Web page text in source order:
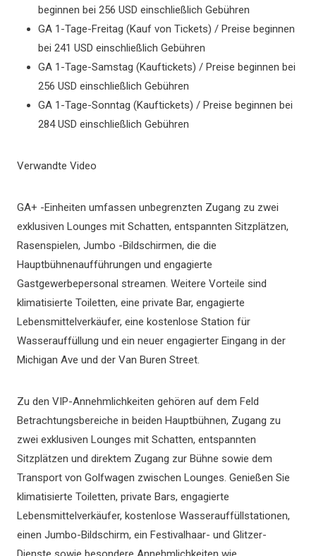
beginnen bei 256 USD einschließlich Gebühren
GA 1-Tage-Freitag (Kauf von Tickets) / Preise beginnen
bei 241 USD einschließlich Gebühren
GA 1-Tage-Samstag (Kauftickets) / Preise beginnen bei
256 USD einschließlich Gebühren
GA 1-Tage-Sonntag (Kauftickets) / Preise beginnen bei
284 USD einschließlich Gebühren
Verwandte Video
GA+ -Einheiten umfassen unbegrenzten Zugang zu zwei
exklusiven Lounges mit Schatten, entspannten Sitzplätzen,
Rasenspielen, Jumbo -Bildschirmen, die die
Hauptbühnenaufführungen und engagierte
Gastgewerbepersonal streamen. Weitere Vorteile sind
klimatisierte Toiletten, eine private Bar, engagierte
Lebensmittelverkäufer, eine kostenlose Station für
Wasserauffüllung und ein neuer engagierter Eingang in der
Michigan Ave und der Van Buren Street.
Zu den VIP-Annehmlichkeiten gehören auf dem Feld
Betrachtungsbereiche in beiden Hauptbühnen, Zugang zu
zwei exklusiven Lounges mit Schatten, entspannten
Sitzplätzen und direktem Zugang zur Bühne sowie dem
Transport von Golfwagen zwischen Lounges. Genießen Sie
klimatisierte Toiletten, private Bars, engagierte
Lebensmittelverkäufer, kostenlose Wasserauffüllstationen,
einen Jumbo-Bildschirm, ein Festivalhaar- und Glitzer-